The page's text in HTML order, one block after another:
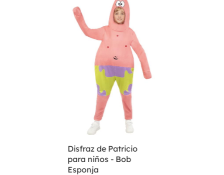
Disfraz de Patricio
para niños - Bob
Esponja